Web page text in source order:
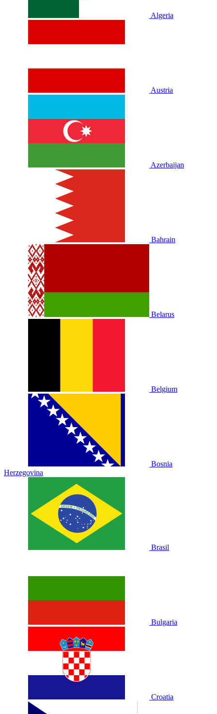
Algeria
Austria
Azerbaijan
Bahrain
Belarus
Belgium
Bosnia
Herzegovina
Brasil
Bulgaria
Croatia